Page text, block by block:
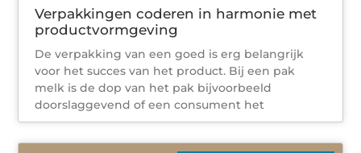
Verpakkingen coderen in harmonie met
productvormgeving
De verpakking van een goed is erg belangrijk
voor het succes van het product. Bij een pak
melk is de dop van het pak bijvoorbeeld
doorslaggevend of een consument het